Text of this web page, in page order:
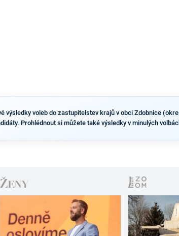
výsledky voleb do zastupitelstev krajů v obci Zdobnice
Prohlédnout si můžete také výsledky v minulých